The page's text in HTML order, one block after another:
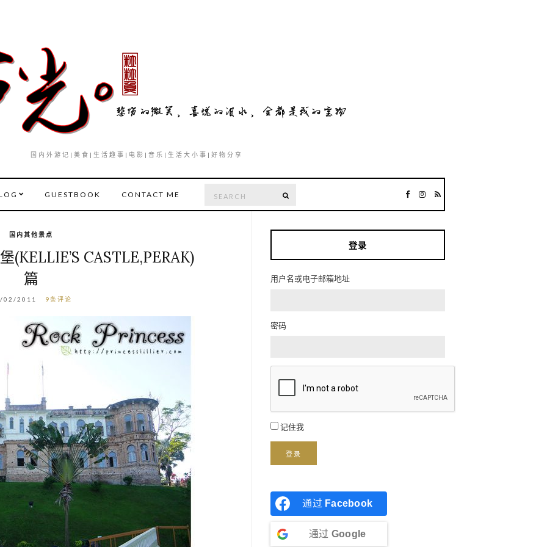
国内外游记|美食|生活趣事|电影|音乐|生活大小事|好物分享
GUESTBOOK CONTACT ME
国内其他景点
(KELLIE’S CASTLE,PERAK)
篇
02/2011 9条评论
登录
用户名或电子邮箱地址
密码
记住我
登录
通过 Facebook
通过 Google